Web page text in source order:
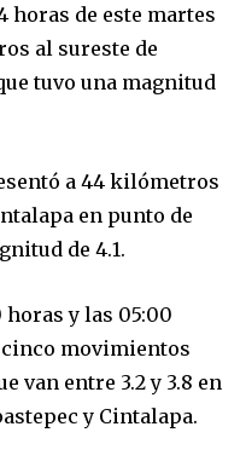
horas de este martes
al sureste de
tuvo una magnitud
a 44 kilómetros
en punto de
de 4.1.
y las 05:00
movimientos
van entre 3.2 y 3.8 en
y Cintalapa.